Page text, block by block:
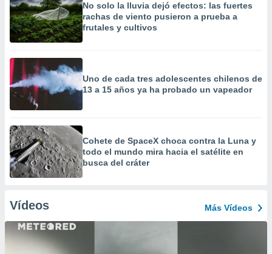
No solo la lluvia dejó efectos: las fuertes
rachas de viento pusieron a prueba a
frutales y cultivos
Uno de cada tres adolescentes chilenos de
13 a 15 años ya ha probado un vapeador
Cohete de SpaceX choca contra la Luna y
todo el mundo mira hacia el satélite en
busca del cráter
Vídeos Más Vídeos